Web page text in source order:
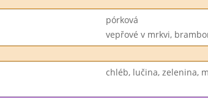
pórková
vepřové v mrkvi,
chléb, lučina, zelenina,